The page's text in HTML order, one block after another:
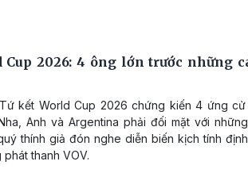
Cup 2026: 4 ông lớn trước những
kết World Cup 2026 chứng kiến 4 ứng
Anh và Argentina phải đối mặt với
thính giả đón nghe diễn biến kịch tính
thanh VOV.